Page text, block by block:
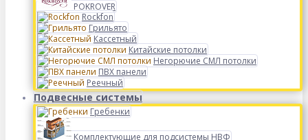
POKROVER
Rockfon
Грильято
Кассетный
Китайские потолки
Негорючие СМЛ потолки
ПВХ панели
Реечный
Подвесные системы
Гребенки
Комплектующие для подсистемы НВФ